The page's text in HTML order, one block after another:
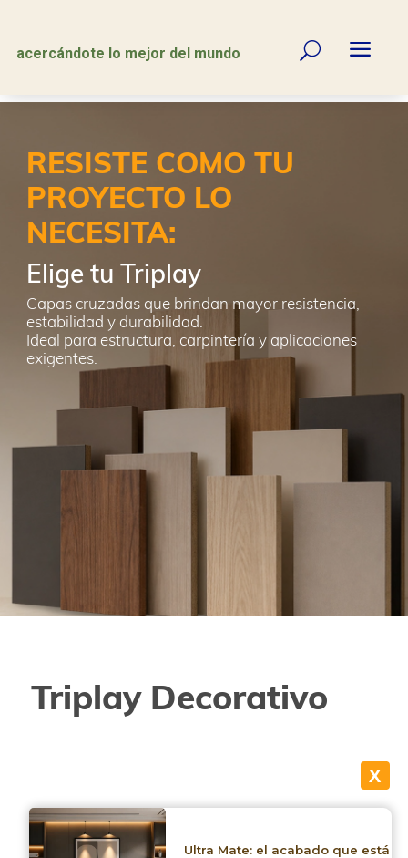
acercándote lo mejor del mundo U a
RESISTE COMO TU
PROYECTO LO
NECESITA:
Elige tu Triplay
Capas cruzadas que brindan mayor resistencia,
estabilidad y durabilidad.
Ideal para estructura, carpintería y aplicaciones
exigentes.
Triplay Decorativo
X
Ultra Mate: el acabado que está